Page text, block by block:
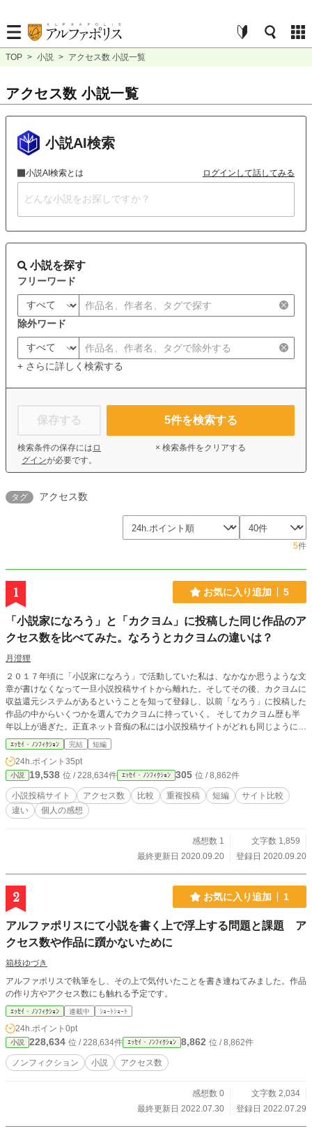
TOP > 小説 > アクセス数 小説一覧
アクセス数 小説一覧
小説AI検索
小説AI検索とは ログインして話してみる
小説を探す
フリーワード
除外ワード
+ さらに詳しく検索する
保存する
検索条件の保存には ロ
グインが必要です。
5件を検索する
× 検索条件をクリアする
タグ アクセス数
5件
1 お気に入り追加 5
「小説家になろう」と「カクヨム」に投稿した同じ作品のア
クセス数を比べてみた。なろうとカクヨムの違いは？
月澄狸
２０１７年頃に「小説家になろう」で活動していた私は、なかなか思うような文
章が書けなくなって一旦小説投稿サイトから離れた。そしてその後、カクヨムに
収益還元システムがあるということを知って登録し、以前「なろう」に投稿した
作品の中からいくつかを選んでカクヨムに持っていく。 そしてカクヨム歴も半
年以上が過ぎた。正直ネット音痴の私には小説投稿サイトがどれも同じように見
えたのだが、なろうとカクヨムの両方に登録した作品のアクセス数を見比べてみ
ると……。 ＊ アルファポリスでの活動記録的な連載も書いています↓ 「無料で
文章やマンガを投稿して稼ぐならアルファポリス？ 投稿インセンティブ研究中
【5ヶ月で1000円分換金達成！】」 https://www.alphapolis.co.jp/novel/2066955
15/744414362
ｴｯｾｲ・ﾉﾝﾌｨｸｼｮﾝ 完結 短編
24h.ポイント 35pt
小説 19,538 位 / 228,634件 ｴｯｾｲ・ﾉﾝﾌｨｸｼｮﾝ 305 位 / 8,862件
小説投稿サイト アクセス数 比較 重複投稿 短編
サイト比較
違い
個人の感想
感想数 1
文字数 1,859
最終更新日 2020.09.20
登録日 2020.09.20
2 お気に入り追加 1
アルファポリスにて小説を書く上で浮上する問題と課題 ア
クセス数や作品に躓かないために
箱枝ゆづき
アルファポリスで執筆をし、その上で気付いたことを書き連ねてみました。作品
の作り方やアクセス数にも触れる予定です。
ｴｯｾｲ・ﾉﾝﾌｨｸｼｮﾝ 連載中 ｼｮｰﾄｼｮｰﾄ
24h.ポイント 0pt
小説 228,634 位 / 228,634件 ｴｯｾｲ・ﾉﾝﾌｨｸｼｮﾝ 8,862 位 / 8,862件
ノンフィクション 小説 アクセス数
感想数 0
文字数 2,034
最終更新日 2022.07.30
登録日 2022.07.29